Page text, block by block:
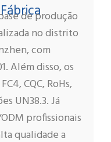
de produção
no distrito
com
Além disso, os
CQC, RoHs,
UN38.3. Já
profissionais
qualidade a